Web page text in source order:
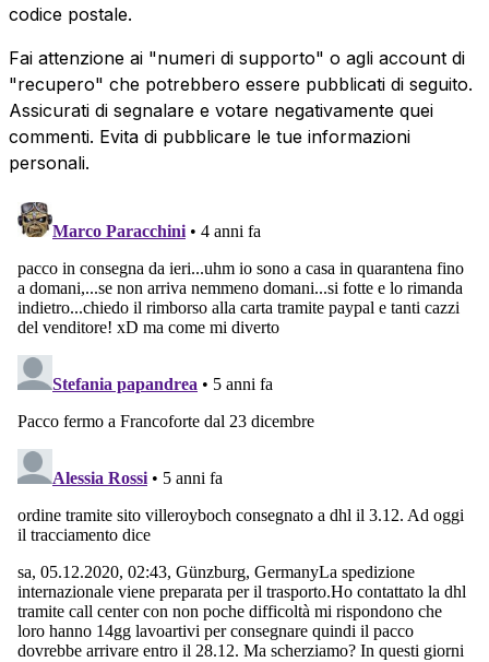
codice postale.
Fai attenzione ai "numeri di supporto" o agli account di
"recupero" che potrebbero essere pubblicati di seguito.
Assicurati di segnalare e votare negativamente quei
commenti. Evita di pubblicare le tue informazioni
personali.